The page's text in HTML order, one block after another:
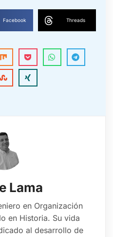
Facebook Threads
Lama
en Organización
en Historia. Su vida
al desarrollo de